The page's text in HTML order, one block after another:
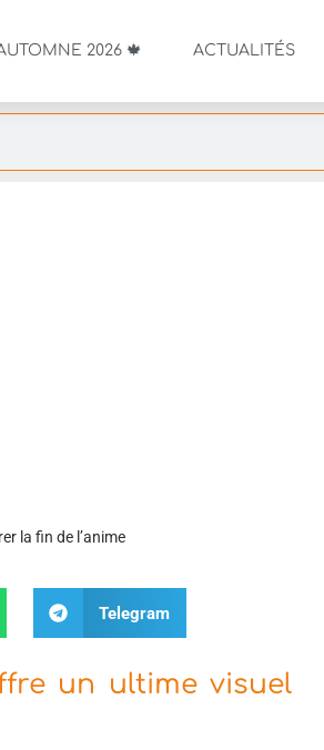
2026 🍁 ACTUALITÉS
la fin de l’anime
Telegram
un ultime visuel